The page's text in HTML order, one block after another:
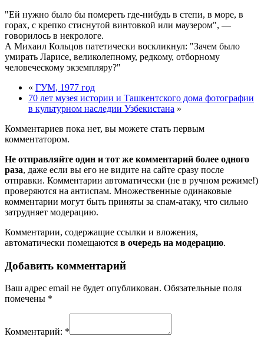
Ей нужно было бы помереть где-нибудь в степи, в море, в
горах, с крепко стиснутой винтовкой или маузером , —
говорилось в некрологе.
А Михаил Кольцов патетически воскликнул:
Зачем было
умирать Ларисе, великолепному, редкому, отборному
человеческому экземпляру?
« ГУМ, 1977 год
70 лет музея истории и Ташкентского дома фотографии
в культурном наследии Узбекистана »
Комментариев пока нет, вы можете стать первым
комментатором.
Не отправляйте один и тот же комментарий более одного
раза, даже если вы его не видите на сайте сразу после
отправки. Комментарии автоматически (не в ручном режиме!)
проверяются на антиспам. Множественные одинаковые
комментарии могут быть приняты за спам-атаку, что сильно
затрудняет модерацию.
Комментарии, содержащие ссылки и вложения,
автоматически помещаются в очередь на модерацию.
Добавить комментарий
Ваш адрес email не будет опубликован. Обязательные поля
помечены *
Комментарий: *